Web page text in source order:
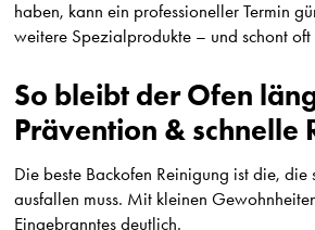
haben, kann ein professioneller Termin
weitere Spezialprodukte – und schont
So bleibt der Ofen
Prävention & schnelle
Die beste Backofen Reinigung ist die, die
ausfallen muss. Mit kleinen
Eingebranntes deutlich.